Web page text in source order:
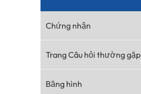
Chứng nhận
Trang Câu hỏi thường gặp
Băng hình